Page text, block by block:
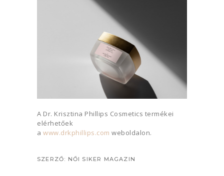
A Dr. Krisztina Phillips Cosmetics termékei
elérhetőek
a www.drkphillips.com weboldalon.
SZERZŐ: NŐI SIKER MAGAZIN